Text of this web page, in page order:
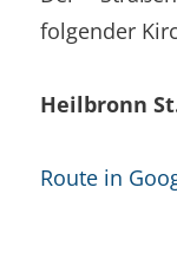
folgender
Heilbronn
Route in